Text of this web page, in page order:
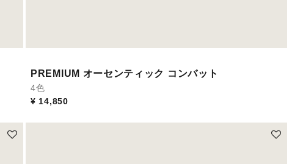
PREMIUM オーセンティック コンバット
4色
¥ 14,850